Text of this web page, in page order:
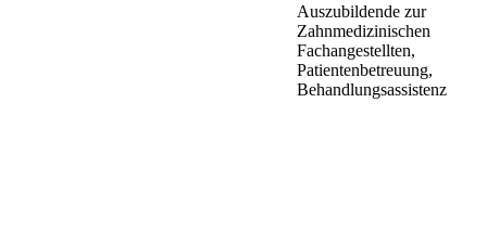
Auszubildende zur
Zahnmedizinischen
Fachangestellten,
Patientenbetreuung,
Behandlungsassistenz